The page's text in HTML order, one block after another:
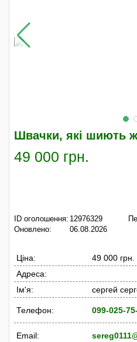
Швачки, які шиють
49 000 грн.
ID оголошення: 12976329
Оновлено:
06.08.2026
Ціна:
49 000 грн.
Адреса:
Ім'я:
сергей
Телефон: 099-025-
Email: